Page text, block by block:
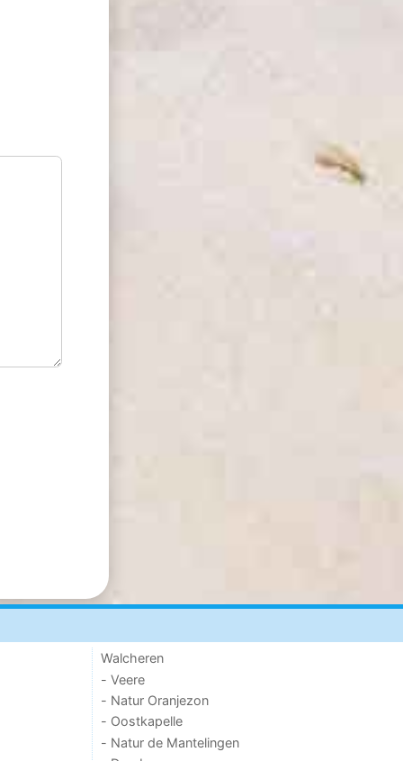
Walcheren
- Veere
- Natur Oranjezon
- Oostkapelle
- Natur de Mantelingen